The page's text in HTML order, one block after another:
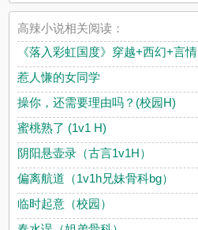
高辣小说相关阅读：
《落入彩虹国度》穿越+西幻+言情
惹人慊的女同学
操你，还需要理由吗？(校园H)
蜜桃熟了 (1v1 H)
阴阳悬壶录（古言1v1H）
偏离航道（1v1h兄妹骨科bg）
临时起意（校园）